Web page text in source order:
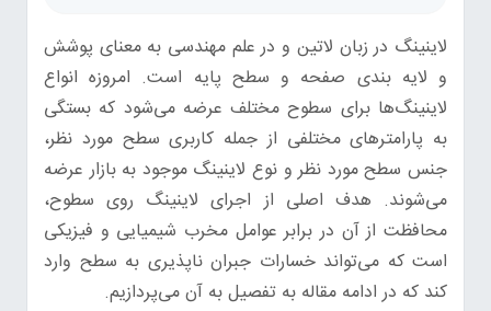
لاینینگ در زبان لاتین و در علم مهندسی به معنای پوشش
و لایه بندی صفحه و سطح پایه است. امروزه انواع
لاینینگ‌ها برای سطوح مختلف عرضه می‌شود که بستگی
به پارامترهای مختلفی از جمله کاربری سطح مورد نظر،
جنس سطح مورد نظر و نوع لاینینگ موجود به بازار عرضه
می‌شوند. هدف اصلی از اجرای لاینینگ روی سطوح،
محافظت از آن در برابر عوامل مخرب شیمیایی و فیزیکی
است که می‌تواند خسارات جبران ناپذیری به سطح وارد
کند که در ادامه مقاله به تفصیل به آن می‌پردازیم.